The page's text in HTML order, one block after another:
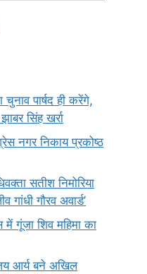
पार्षद ही करेंगे,
सिंह खर्रा
नगर निकाय प्रकोष्ठ
सतीश निमोरिया
गांधी गौरव अवार्ड’
गूंजा शिव महिमा का
आर्य बने अखिल